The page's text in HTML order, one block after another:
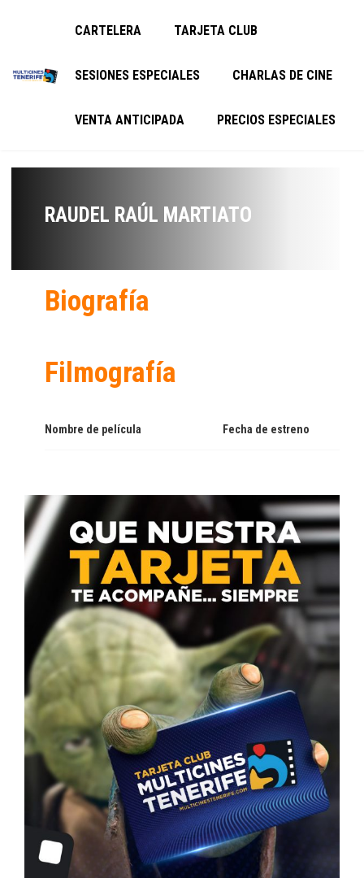
CARTELERA TARJETA CLUB
SESIONES ESPECIALES CHARLAS DE CINE
VENTA ANTICIPADA PRECIOS ESPECIALES
RAUDEL RAÚL MARTIATO
Biografía
Filmografía
Nombre de película Fecha de estreno